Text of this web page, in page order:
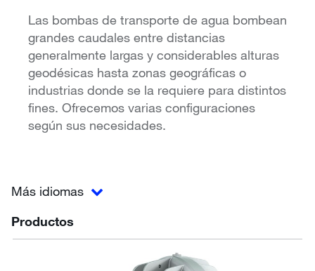
Las bombas de transporte de agua bombean
grandes caudales entre distancias
generalmente largas y considerables alturas
geodésicas hasta zonas geográficas o
industrias donde se la requiere para distintos
fines. Ofrecemos varias configuraciones
según sus necesidades.
Más idiomas
Productos